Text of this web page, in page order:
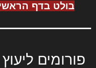
בולט בדף
פורומים ליעוץ